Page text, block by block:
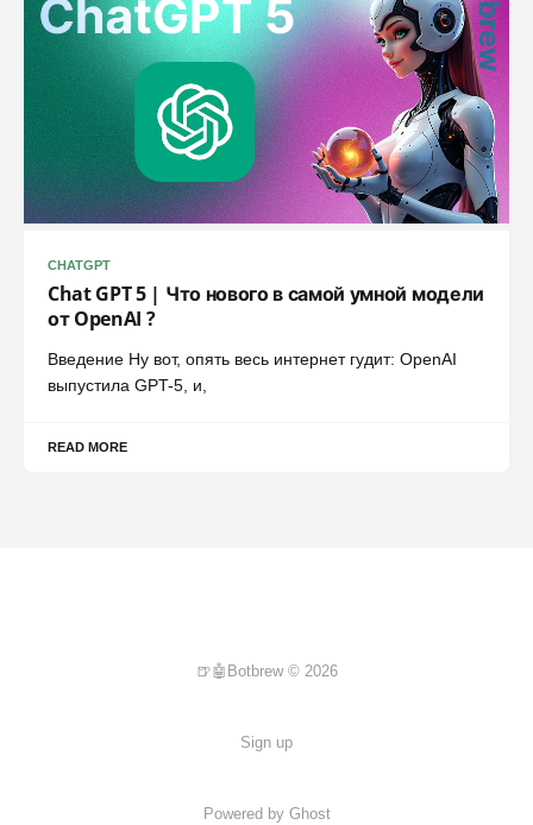
CHATGPT
Chat GPT 5 | Что нового в самой умной модели
от OpenAI ?
Введение Ну вот, опять весь интернет гудит: OpenAI
выпустила GPT-5, и,
READ MORE
🍺🤖Botbrew © 2026
Sign up
Powered by Ghost